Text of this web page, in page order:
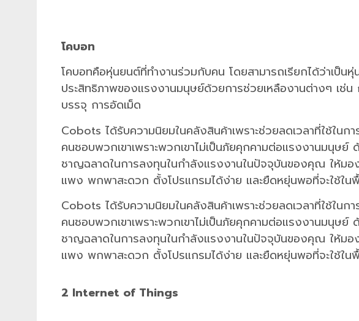
โคบอท
โคบอทคือหุ่นยนต์ที่ทำงานร่วมกับคน โดยสามารถเรียกได้ว่าเป็น
ประสิทธิภาพของแรงงานมนุษย์ด้วยการช่วยเหลืองานต่างๆ เช่น
บรรจุ การอัดเม็ด
Cobots ได้รับความนิยมในคลังสินค้าเพราะช่วยลดเวลาที่ใช้ในก
คนชอบพวกเขาเพราะพวกเขาไม่เป็นภัยคุกคามต่อแรงงานมนุษ
ชาญฉลาดในการลงทุนในกำลังแรงงานในปัจจุบันของคุณ ให้มอ
แพง พกพาสะดวก ตั้งโปรแกรมได้ง่าย และยืดหยุ่นพอที่จะใช้ใ
Cobots ได้รับความนิยมในคลังสินค้าเพราะช่วยลดเวลาที่ใช้ในก
คนชอบพวกเขาเพราะพวกเขาไม่เป็นภัยคุกคามต่อแรงงานมนุษ
ชาญฉลาดในการลงทุนในกำลังแรงงานในปัจจุบันของคุณ ให้มอ
แพง พกพาสะดวก ตั้งโปรแกรมได้ง่าย และยืดหยุ่นพอที่จะใช้ใ
2 Internet of Things